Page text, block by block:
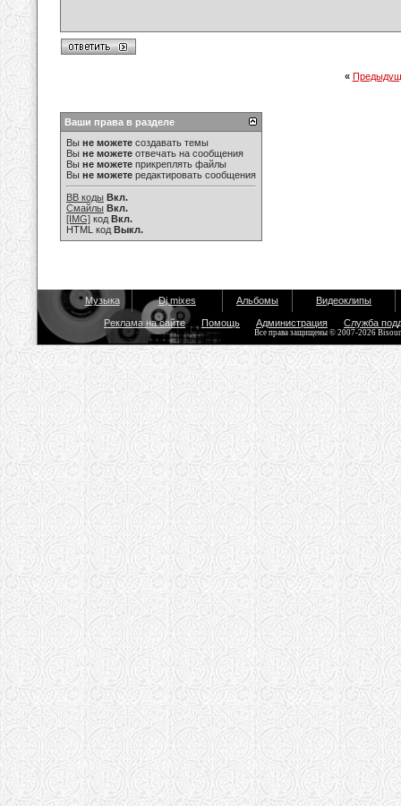
«
Ваши права в разделе
Вы не можете создавать темы
Вы не можете отвечать на сообщения
Вы не можете прикреплять файлы
Вы не можете редактировать сообщения
BB коды Вкл.
Смайлы Вкл.
[IMG] код Вкл.
HTML код Выкл.
Музыка Dj mixes Альбомы Видеоклипы
Реклама на сайте Помощь Администрация Служба
Все права защищены © 2007-2026